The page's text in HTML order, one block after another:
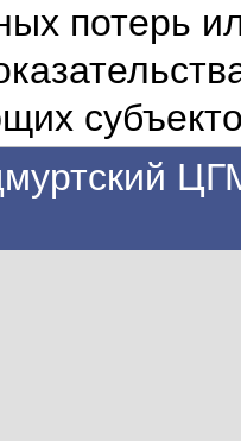
потерь